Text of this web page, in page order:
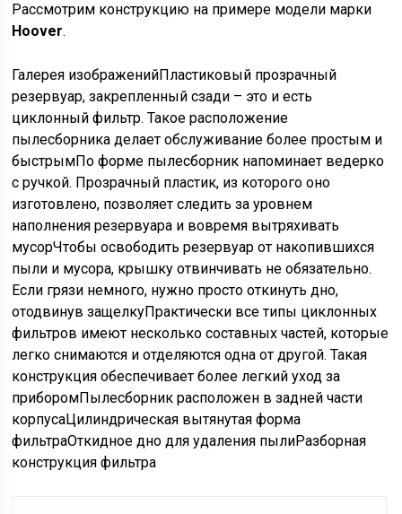
Рассмотрим конструкцию на примере модели марки
Hoover.
Галерея изображенийПластиковый прозрачный
резервуар, закрепленный сзади – это и есть
циклонный фильтр. Такое расположение
пылесборника делает обслуживание более простым и
быстрымПо форме пылесборник напоминает ведерко
с ручкой. Прозрачный пластик, из которого оно
изготовлено, позволяет следить за уровнем
наполнения резервуара и вовремя вытряхивать
мусорЧтобы освободить резервуар от накопившихся
пыли и мусора, крышку отвинчивать не обязательно.
Если грязи немного, нужно просто откинуть дно,
отодвинув защелкуПрактически все типы циклонных
фильтров имеют несколько составных частей, которые
легко снимаются и отделяются одна от другой. Такая
конструкция обеспечивает более легкий уход за
приборомПылесборник расположен в задней части
корпусаЦилиндрическая вытянутая форма
фильтраОткидное дно для удаления пылиРазборная
конструкция фильтра